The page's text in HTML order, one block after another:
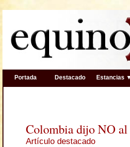
Portada Destacado Estancias
Colombia dijo NO al
Artículo destacado